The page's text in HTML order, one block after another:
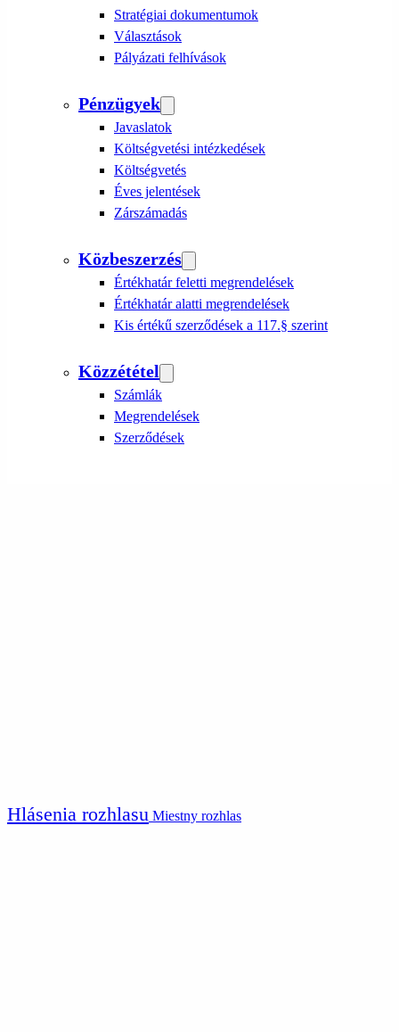
Stratégiai dokumentumok
Választások
Pályázati felhívások
Pénzügyek
Javaslatok
Költségvetési intézkedések
Költségvetés
Éves jelentések
Zárszámadás
Közbeszerzés
Értékhatár feletti megrendelések
Értékhatár alatti megrendelések
Kis értékű szerződések a 117.§ szerint
Közzététel
Számlák
Megrendelések
Szerződések
Hlásenia rozhlasu Miestny rozhlas